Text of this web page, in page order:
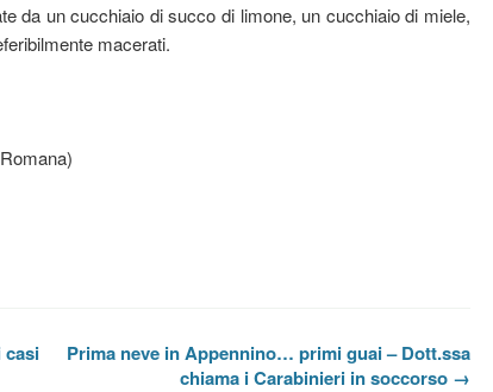
da un cucchiaio di succo di limone, un cucchiaio di miele,
macerati.
casi
Prima neve in Appennino… primi guai – Dott.ssa
chiama i Carabinieri in soccorso →